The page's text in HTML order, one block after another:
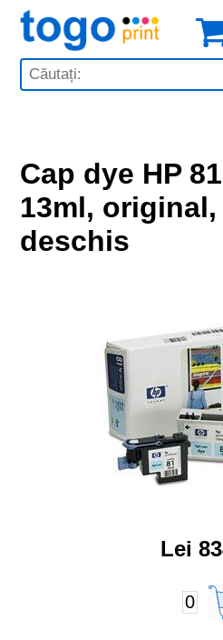
Cap dye HP
13ml,
deschis
Lei
0